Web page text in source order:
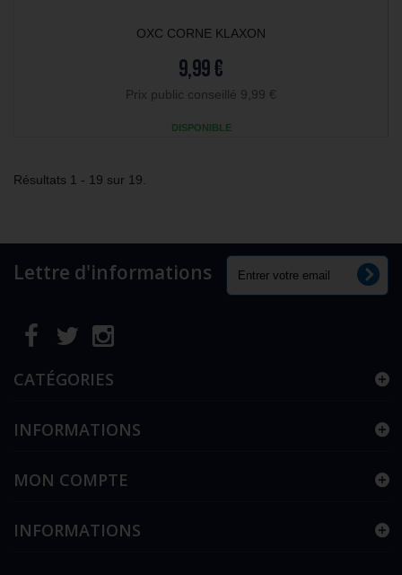
OXC CORNE KLAXON
9,99 €
Prix public conseillé 9,99 €
DISPONIBLE
Résultats 1 - 19 sur 19.
Lettre d'informations
CATÉGORIES
INFORMATIONS
MON COMPTE
INFORMATIONS